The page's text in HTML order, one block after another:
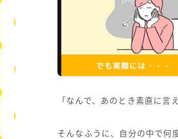
「なんで、あのとき素直に言
そんなふうに、自分の中で何